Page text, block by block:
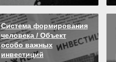
Система формирования
человека / Объект
особо важных
инвестиций